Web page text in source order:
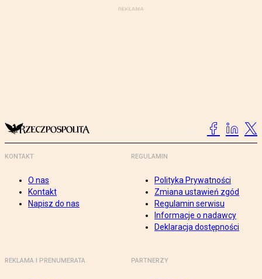
KONTAKT
O nas
Kontakt
Napisz do nas
REGULAMIN
Polityka Prywatności
Zmiana ustawień zgód
Regulamin serwisu
Informacje o nadawcy
Deklaracja dostępności
REKLAMA I PRENUMERATA PARTNERZY